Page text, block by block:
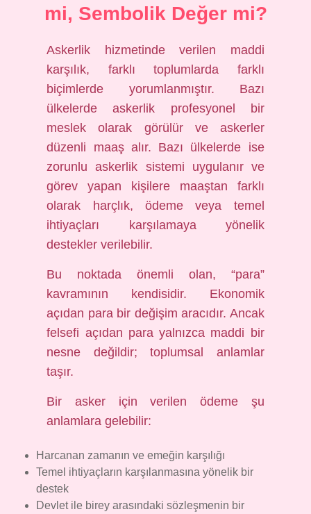
mi, Sembolik Değer mi?
Askerlik hizmetinde verilen maddi
karşılık, farklı toplumlarda farklı
biçimlerde yorumlanmıştır. Bazı
ülkelerde askerlik profesyonel bir
meslek olarak görülür ve askerler
düzenli maaş alır. Bazı ülkelerde ise
zorunlu askerlik sistemi uygulanır ve
görev yapan kişilere maaştan farklı
olarak harçlık, ödeme veya temel
ihtiyaçları karşılamaya yönelik
destekler verilebilir.
Bu noktada önemli olan, “para”
kavramının kendisidir. Ekonomik
açıdan para bir değişim aracıdır. Ancak
felsefi açıdan para yalnızca maddi bir
nesne değildir; toplumsal anlamlar
taşır.
Bir asker için verilen ödeme şu
anlamlara gelebilir:
Harcanan zamanın ve emeğin karşılığı
Temel ihtiyaçların karşılanmasına yönelik bir
destek
Devlet ile birey arasındaki sözleşmenin bir